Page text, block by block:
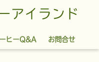
アイランド
ヒーQ&A お問合せ